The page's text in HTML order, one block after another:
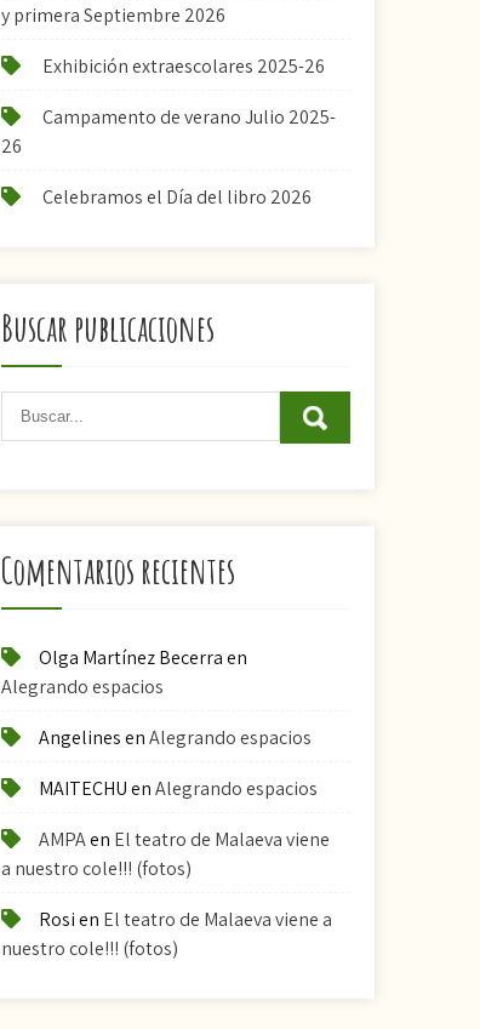
y primera Septiembre 2026
Exhibición extraescolares 2025-26
Campamento de verano Julio 2025-
26
Celebramos el Día del libro 2026
Buscar publicaciones
Comentarios recientes
Olga Martínez Becerraen
Alegrando espacios
AngelinesenAlegrando espacios
MAITECHUenAlegrando espacios
AMPAen El teatro de Malaeva viene
a nuestro cole!!! (fotos)
Rosien El teatro de Malaeva viene a
nuestro cole!!! (fotos)